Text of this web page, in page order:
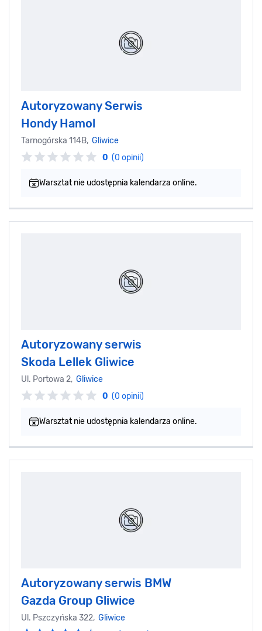
Autoryzowany Serwis
Hondy Hamol
Tarnogórska 114B, Gliwice
0 (0 opinii)
Warsztat nie udostępnia kalendarza online.
Autoryzowany serwis
Skoda Lellek Gliwice
Ul. Portowa 2, Gliwice
0 (0 opinii)
Warsztat nie udostępnia kalendarza online.
Autoryzowany serwis BMW
Gazda Group Gliwice
Ul. Pszczyńska 322, Gliwice